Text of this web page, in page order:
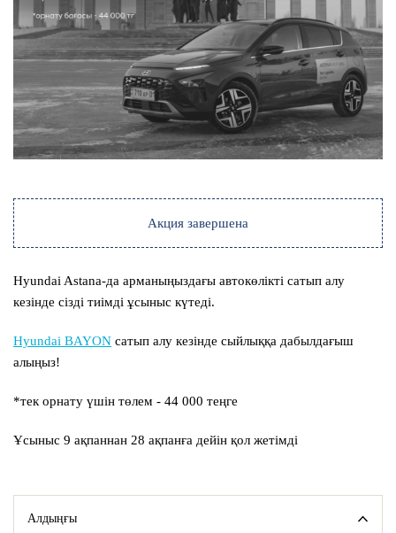
Акция завершена
Hyundai Astana-да арманыңыздағы автокөлікті сатып алу
кезінде сізді тиімді ұсыныс күтеді.
Hyundai BAYON сатып алу кезінде сыйлыққа дабылдағыш
алыңыз!
*тек орнату үшін төлем - 44 000 теңге
Ұсыныс 9 ақпаннан 28 ақпанға дейін қол жетімді
Алдыңғы